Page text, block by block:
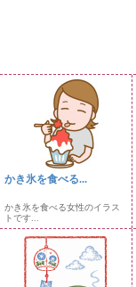
かき氷を食べる...
かき氷を食べる女性のイラス
トです...